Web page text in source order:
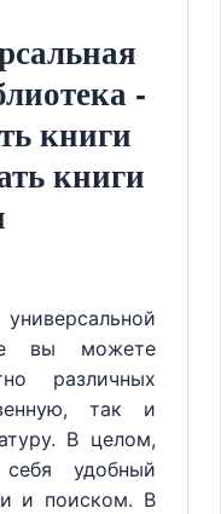
-
книги
книги
вы можете
различных
так и
В целом,
удобный
и поиском. В